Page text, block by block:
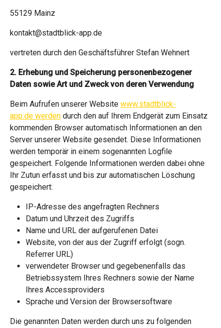
55129 Mainz
kontakt@stadtblick-app.de
vertreten durch den Geschäftsführer Stefan Wehnert
2. Erhebung und Speicherung personenbezogener
Daten sowie Art und Zweck von deren Verwendung
Beim Aufrufen unserer Website www.stadtblick-
app.de werden durch den auf Ihrem Endgerät zum Einsatz
kommenden Browser automatisch Informationen an den
Server unserer Website gesendet. Diese Informationen
werden temporär in einem sogenannten Logfile
gespeichert. Folgende Informationen werden dabei ohne
Ihr Zutun erfasst und bis zur automatischen Löschung
gespeichert:
IP-Adresse des angefragten Rechners
Datum und Uhrzeit des Zugriffs
Name und URL der aufgerufenen Datei
Website, von der aus der Zugriff erfolgt (sogn.
Referrer URL)
verwendeter Browser und gegebenenfalls das
Betriebssystem Ihres Rechners sowie der Name
Ihres Accessproviders
Sprache und Version der Browsersoftware
Die genannten Daten werden durch uns zu folgenden